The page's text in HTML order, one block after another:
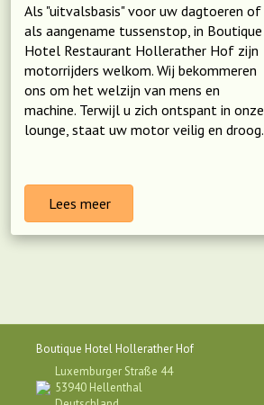
Als "uitvalsbasis" voor uw dagtoeren of
als aangename tussenstop, in Boutique
Hotel Restaurant Hollerather Hof zijn
motorrijders welkom. Wij bekommeren
ons om het welzijn van mens en
machine. Terwijl u zich ontspant in onze
lounge, staat uw motor veilig en droog.
Lees meer
Boutique Hotel Hollerather Hof
Luxemburger Straße 44
53940 Hellenthal